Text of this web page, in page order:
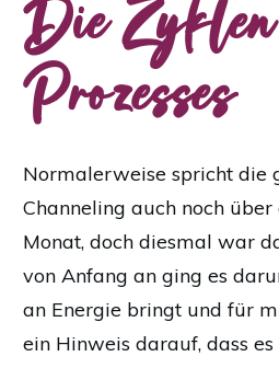
Die Zyklen
Prozesses
Normalerweise spricht die
Channeling auch noch
Monat, doch diesmal war
von Anfang an ging es
an Energie bringt und für
ein Hinweis darauf, dass